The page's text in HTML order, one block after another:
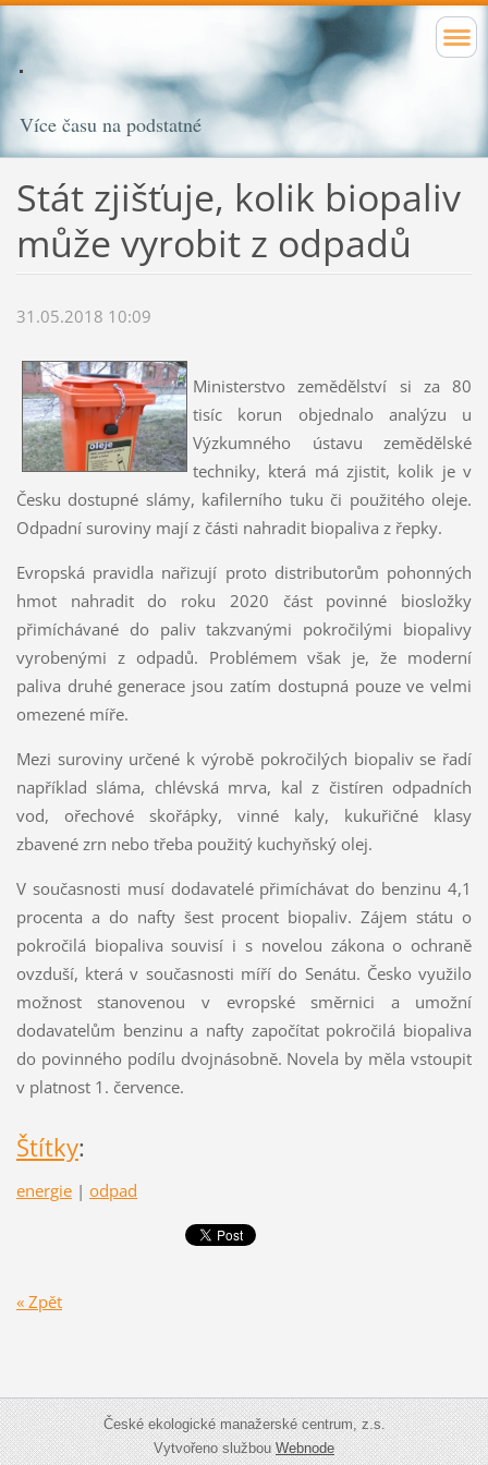
Více času na podstatné
Stát zjišťuje, kolik biopaliv
může vyrobit z odpadů
31.05.2018 10:09
Ministerstvo zemědělství si za 80
tisíc korun objednalo analýzu u
Výzkumného ústavu zemědělské
techniky, která má zjistit, kolik je v
Česku dostupné slámy, kafilerního tuku či použitého oleje.
Odpadní suroviny mají z části nahradit biopaliva z řepky.
Evropská pravidla nařizují proto distributorům pohonných
hmot nahradit do roku 2020 část povinné biosložky
přimíchávané do paliv takzvanými pokročilými biopalivy
vyrobenými z odpadů. Problémem však je, že moderní
paliva druhé generace jsou zatím dostupná pouze ve velmi
omezené míře.
Mezi suroviny určené k výrobě pokročilých biopaliv se řadí
například sláma, chlévská mrva, kal z čistíren odpadních
vod, ořechové skořápky, vinné kaly, kukuřičné klasy
zbavené zrn nebo třeba použitý kuchyňský olej.
V současnosti musí dodavatelé přimíchávat do benzinu 4,1
procenta a do nafty šest procent biopaliv. Zájem státu o
pokročilá biopaliva souvisí i s novelou zákona o ochraně
ovzduší, která v současnosti míří do Senátu. Česko využilo
možnost stanovenou v evropské směrnici a umožní
dodavatelům benzinu a nafty započítat pokročilá biopaliva
do povinného podílu dvojnásobně. Novela by měla vstoupit
v platnost 1. července.
Štítky:
energie | odpad
« Zpět
České ekologické manažerské centrum, z.s.
Vytvořeno službouWebnode